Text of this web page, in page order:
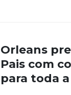
Orleans
Pais com
para toda